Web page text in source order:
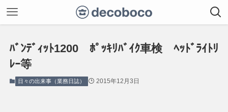
ﾊﾞﾝﾃﾞｨｯﾄ1200 ﾎﾟｯｷﾘﾊﾞｲｸ車検 ﾍｯﾄﾞﾗｲﾄﾘ
ﾚｰ等
日々の出来事（業務日誌） 2015年12月3日